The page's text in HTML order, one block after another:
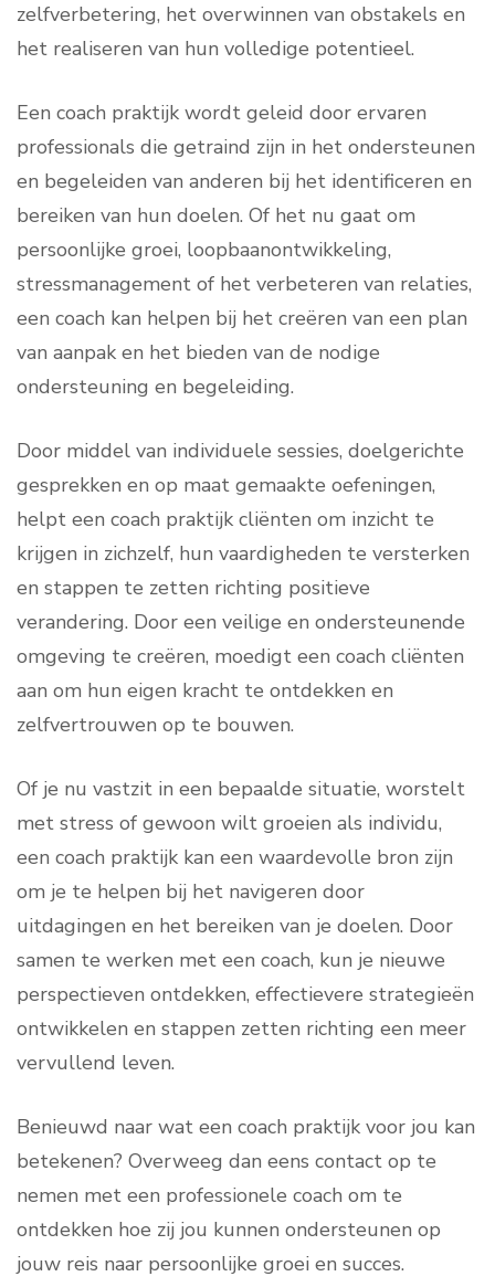
zelfverbetering, het overwinnen van obstakels en
het realiseren van hun volledige potentieel.
Een coach praktijk wordt geleid door ervaren
professionals die getraind zijn in het ondersteunen
en begeleiden van anderen bij het identificeren en
bereiken van hun doelen. Of het nu gaat om
persoonlijke groei, loopbaanontwikkeling,
stressmanagement of het verbeteren van relaties,
een coach kan helpen bij het creëren van een plan
van aanpak en het bieden van de nodige
ondersteuning en begeleiding.
Door middel van individuele sessies, doelgerichte
gesprekken en op maat gemaakte oefeningen,
helpt een coach praktijk cliënten om inzicht te
krijgen in zichzelf, hun vaardigheden te versterken
en stappen te zetten richting positieve
verandering. Door een veilige en ondersteunende
omgeving te creëren, moedigt een coach cliënten
aan om hun eigen kracht te ontdekken en
zelfvertrouwen op te bouwen.
Of je nu vastzit in een bepaalde situatie, worstelt
met stress of gewoon wilt groeien als individu,
een coach praktijk kan een waardevolle bron zijn
om je te helpen bij het navigeren door
uitdagingen en het bereiken van je doelen. Door
samen te werken met een coach, kun je nieuwe
perspectieven ontdekken, effectievere strategieën
ontwikkelen en stappen zetten richting een meer
vervullend leven.
Benieuwd naar wat een coach praktijk voor jou kan
betekenen? Overweeg dan eens contact op te
nemen met een professionele coach om te
ontdekken hoe zij jou kunnen ondersteunen op
jouw reis naar persoonlijke groei en succes.